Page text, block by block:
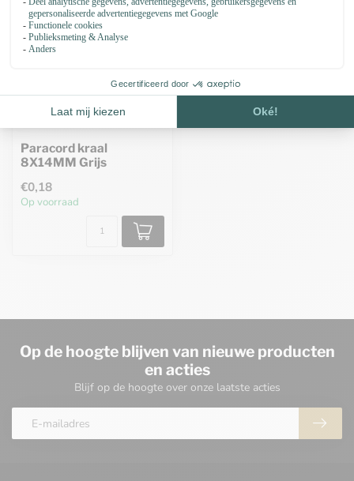
Paracord kraal
8X14MM Grijs
€0,18
Op voorraad
Op de hoogte blijven van nieuwe producten
en acties
Blijf op de hoogte over onze laatste acties